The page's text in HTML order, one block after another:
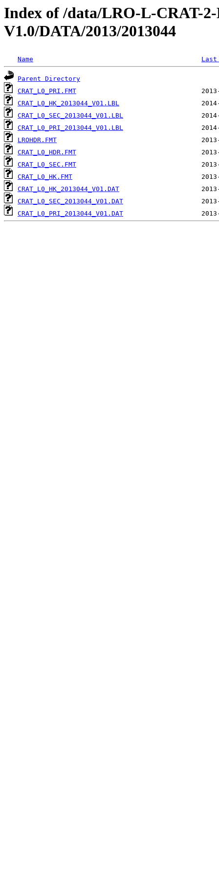
Index of /data/LRO-L-CRAT-
V1.0/DATA/2013/2013044
Name
Parent Directory
CRAT_L0_PRI.FMT
CRAT_L0_HK_2013044_V01.LBL
CRAT_L0_SEC_2013044_V01.LBL
CRAT_L0_PRI_2013044_V01.LBL
LROHDR.FMT
CRAT_L0_HDR.FMT
CRAT_L0_SEC.FMT
CRAT_L0_HK.FMT
CRAT_L0_HK_2013044_V01.DAT
CRAT_L0_SEC_2013044_V01.DAT
CRAT_L0_PRI_2013044_V01.DAT